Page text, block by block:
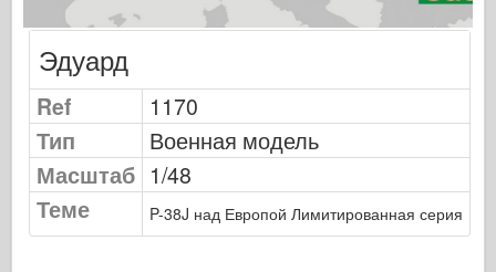
Макеты
Академии
Модели тузов
Клуб AFV
Airfix
Ввс
Модель АЗ
Эдуард
Ref
1170
Тип
Военная модель
Масштаб 1/48
Теме
P-38J над Европой Лимитированная серия